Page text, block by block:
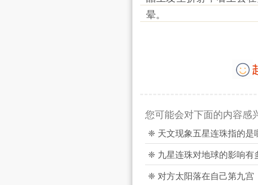
晕。
您可能会对下面的内容感
❈ 天文现象五星连珠指的是
❈ 九星连珠对地球的影响有
❈ 对方太阳落在自己第九宫